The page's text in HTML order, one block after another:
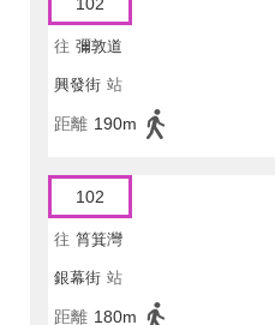
102
往 彌敦道
興發街 站
距離 190m
102
往 筲箕灣
銀幕街 站
距離 180m